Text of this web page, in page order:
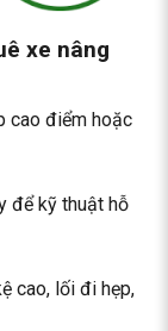
xe nâng
cao điểm hoặc
để kỹ thuật hỗ
cao, lối đi hẹp,